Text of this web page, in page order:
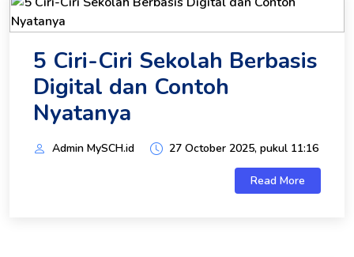
5 Ciri-Ciri Sekolah Berbasis
Digital dan Contoh
Nyatanya
Admin MySCH.id 27 October 2025, pukul 11:16
Read More